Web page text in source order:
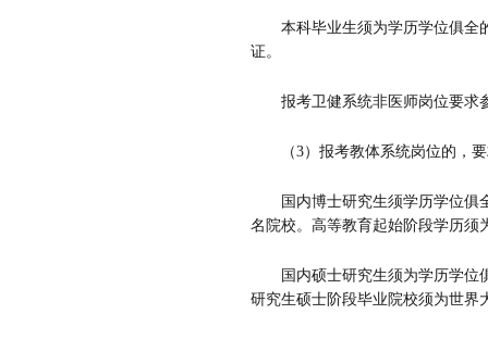
本科毕业生须为学历学位俱全
证。
报考卫健系统非医师岗位要求
（3）报考教体系统岗位的，
国内博士研究生须学历学位
名院校。高等教育起始阶段学历须
国内硕士研究生须为学历学
研究生硕士阶段毕业院校须为世界